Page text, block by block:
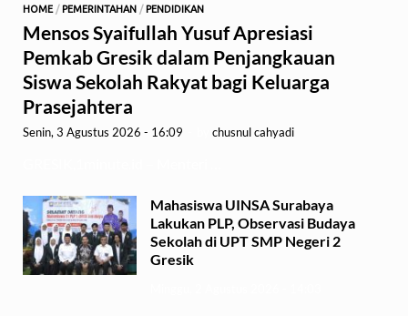
HOME/ PEMERINTAHAN / PENDIDIKAN
Mensos Syaifullah Yusuf Apresiasi
Pemkab Gresik dalam Penjangkauan
Siswa Sekolah Rakyat bagi Keluarga
Prasejahtera
Senin, 3 Agustus 2026 - 16:09 chusnul cahyadi
Mahasiswa UINSA Surabaya
Lakukan PLP, Observasi Budaya
Sekolah di UPT SMP Negeri 2
Gresik